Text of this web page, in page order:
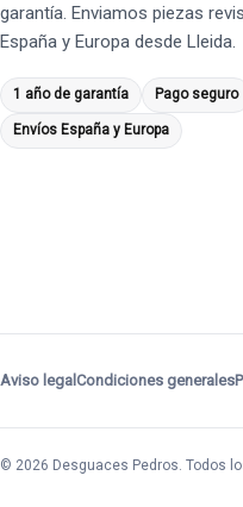
garantía. Enviamos piezas
España y Europa desde Lleida.
1 año de garantía Pago seguro
Envíos España y Europa
Aviso legal Condiciones generales
© 2026 Desguaces Pedros. Todos